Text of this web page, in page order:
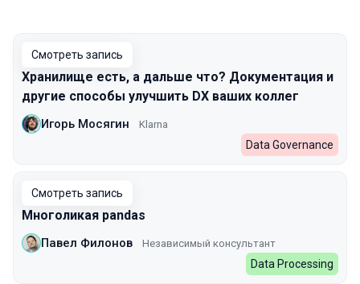
Смотреть запись
Хранилище есть, а дальше что? Документация и
другие способы улучшить DX ваших коллег
Игорь Мосягин Klarna
Data Governance
Смотреть запись
Многоликая pandas
Павел Филонов Независимый консультант
Data Processing